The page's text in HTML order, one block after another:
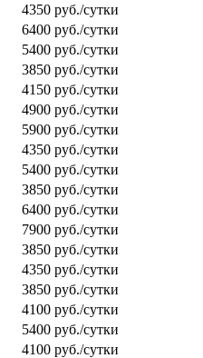
4350 руб./сутки
6400 руб./сутки
5400 руб./сутки
3850 руб./сутки
4150 руб./сутки
4900 руб./сутки
5900 руб./сутки
4350 руб./сутки
5400 руб./сутки
3850 руб./сутки
6400 руб./сутки
7900 руб./сутки
3850 руб./сутки
4350 руб./сутки
3850 руб./сутки
4100 руб./сутки
5400 руб./сутки
4100 руб./сутки